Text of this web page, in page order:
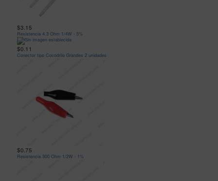
$3.15
Resistencia 4.3 Ohm 1/4W - 5%
$0.11
Conector tipo Cocodrilo Grandes 2 unidades
$0.75
Resistencia 300 Ohm 1/2W - 1%